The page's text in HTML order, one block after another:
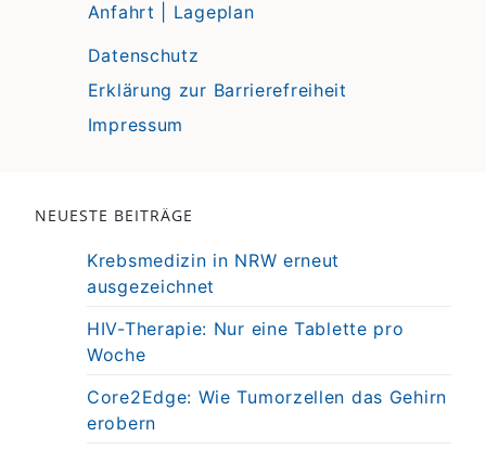
Anfahrt | Lageplan
Datenschutz
Erklärung zur Barrierefreiheit
Impressum
NEUESTE BEITRÄGE
Krebsmedizin in NRW erneut
ausgezeichnet
HIV-Therapie: Nur eine Tablette pro
Woche
Core2Edge: Wie Tumorzellen das Gehirn
erobern